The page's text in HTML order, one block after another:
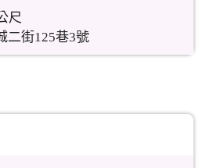
尺
二街125巷3號